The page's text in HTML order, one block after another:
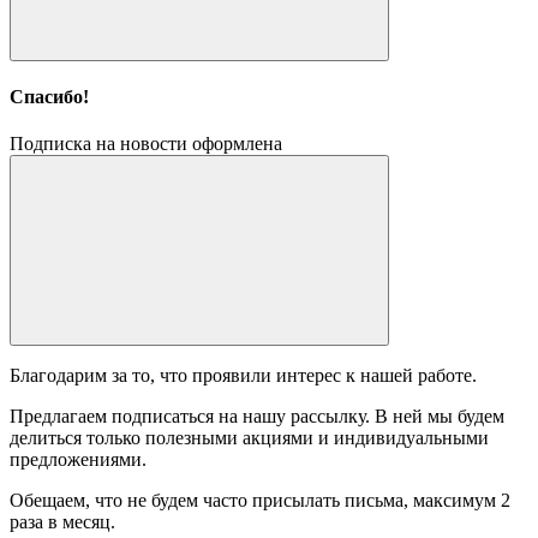
Спасибо!
Подписка на новости оформлена
Благодарим за то, что проявили интерес к нашей работе.
Предлагаем подписаться на нашу рассылку. В ней мы будем
делиться только полезными акциями и индивидуальными
предложениями.
Обещаем, что не будем часто присылать письма, максимум 2
раза в месяц.